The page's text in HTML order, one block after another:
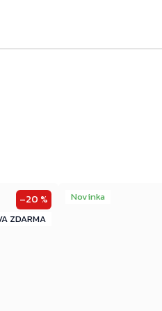
ZDARMA
–20 % Novinka